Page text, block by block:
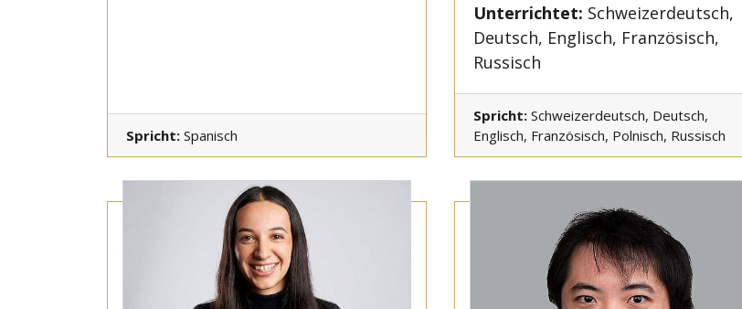
Spricht: Spanisch
Unterrichtet: Schweizerdeutsch,
Deutsch, Englisch, Französisch,
Russisch
Spricht: Schweizerdeutsch, Deutsch,
Englisch, Französisch, Polnisch, Russisch